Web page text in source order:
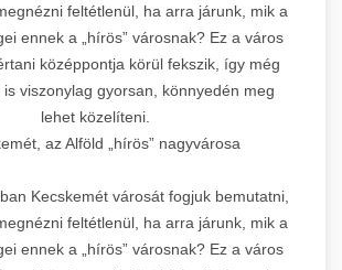
feltétlenül, ha arra járunk, mik a
ennek a „hírös” városnak? Ez a város
középpontja körül fekszik, így még
is viszonylag gyorsan, könnyedén meg
lehet közelíteni.
az Alföld „hírös” nagyvárosa
Kecskemét városát fogjuk bemutatni,
feltétlenül, ha arra járunk, mik a
ennek a „hírös” városnak? Ez a város